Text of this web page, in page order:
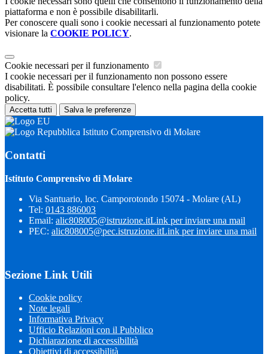
piattaforma e non è possibile disabilitarli.
Per conoscere quali sono i cookie necessari al funzionamento potete
visionare la COOKIE POLICY.
Cookie necessari per il funzionamento
I cookie necessari per il funzionamento non possono essere
disabilitati. È possibile consultare l'elenco nella pagina della cookie
policy.
Accetta tutti Salva le preferenze
Istituto Comprensivo di Molare
Contatti
Istituto Comprensivo di Molare
Via Santuario, loc. Camporotondo 15074 - Molare (AL)
Tel: 0143 886003
Email: alic808005@istruzione.itLink per inviare una mail
PEC: alic808005@pec.istruzione.itLink per inviare una mail
Sezione Link Utili
Cookie policy
Note legali
Informativa Privacy
Ufficio Relazioni con il Pubblico
Dichiarazione di accessibilità
Obiettivi di accessibilità